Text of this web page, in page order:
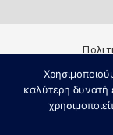
καλύτερη δυνατή